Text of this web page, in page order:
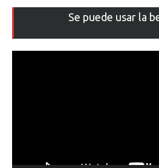
Se puede usar la